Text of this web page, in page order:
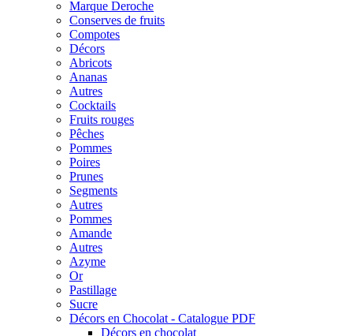
Marque Deroche
Conserves de fruits
Compotes
Décors
Abricots
Ananas
Autres
Cocktails
Fruits rouges
Pêches
Pommes
Poires
Prunes
Segments
Autres
Pommes
Amande
Autres
Azyme
Or
Pastillage
Sucre
Décors en Chocolat - Catalogue PDF
Décors en chocolat